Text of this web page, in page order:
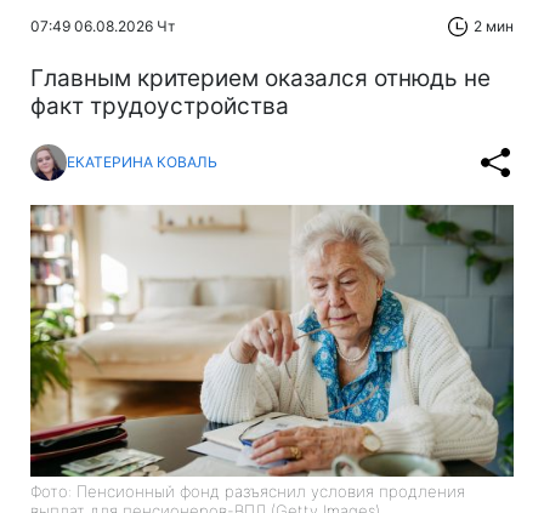
07:49 06.08.2026 Чт 2 мин
Главным критерием оказался отнюдь не
факт трудоустройства
ЕКАТЕРИНА КОВАЛЬ
Фото: Пенсионный фонд разъяснил условия продления